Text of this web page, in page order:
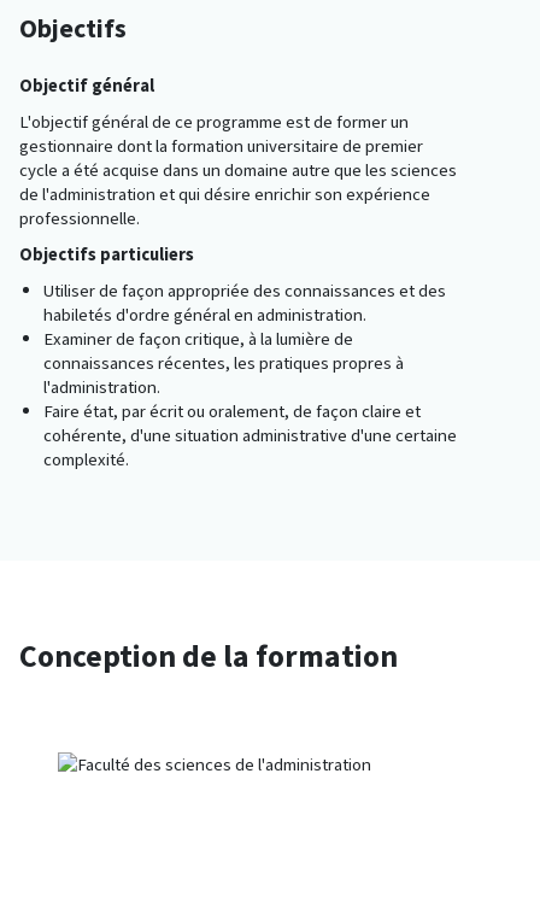
Objectifs
Objectif général
L'objectif général de ce programme est de former un
gestionnaire dont la formation universitaire de premier
cycle a été acquise dans un domaine autre que les sciences
de l'administration et qui désire enrichir son expérience
professionnelle.
Objectifs particuliers
Utiliser de façon appropriée des connaissances et des
habiletés d'ordre général en administration.
Examiner de façon critique, à la lumière de
connaissances récentes, les pratiques propres à
l'administration.
Faire état, par écrit ou oralement, de façon claire et
cohérente, d'une situation administrative d'une certaine
complexité.
Conception de la formation